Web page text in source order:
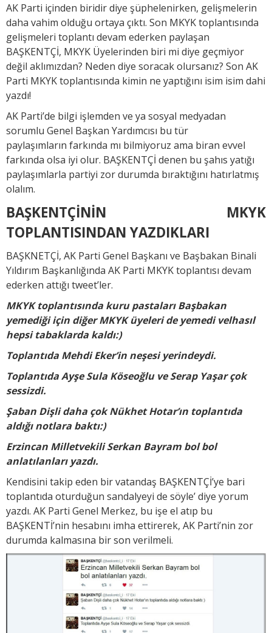
AK Parti içinden biridir diye şüphelenirken, gelişmelerin
daha vahim olduğu ortaya çıktı. Son MKYK toplantısında
gelişmeleri toplantı devam ederken paylaşan
BAŞKENTÇİ, MKYK Üyelerinden biri mi diye geçmiyor
değil aklımızdan? Neden diye soracak olursanız? Son AK
Parti MKYK toplantısında kimin ne yaptığını isim isim dahi
yazdı!
AK Parti’de bilgi işlemden ve ya sosyal medyadan
sorumlu Genel Başkan Yardımcısı bu tür
paylaşımların farkında mı bilmiyoruz ama biran evvel
farkında olsa iyi olur. BAŞKENTÇİ denen bu şahıs yatığı
paylaşımlarla partiyi zor durumda bıraktığını hatırlatmış
olalım.
BAŞKENTÇİNİN MKYK
TOPLANTISINDAN YAZDIKLARI
BAŞKNETÇİ, AK Parti Genel Başkanı ve Başbakan Binali
Yıldırım Başkanlığında AK Parti MKYK toplantısı devam
ederken attığı tweet’ler.
MKYK toplantısında kuru pastaları Başbakan
yemediği için diğer MKYK üyeleri de yemedi velhasıl
hepsi tabaklarda kaldı:)
Toplantıda Mehdi Eker’in neşesi yerindeydi.
Toplantıda Ayşe Sula Köseoğlu ve Serap Yaşar çok
sessizdi.
Şaban Dişli daha çok Nükhet Hotar’ın toplantıda
aldığı notlara baktı:)
Erzincan Milletvekili Serkan Bayram bol bol
anlatılanları yazdı.
Kendisini takip eden bir vatandaş BAŞKENTÇİ’ye bari
toplantıda oturduğun sandalyeyi de söyle’ diye yorum
yazdı. AK Parti Genel Merkez, bu işe el atıp bu
BAŞKENTİ’nin hesabını imha ettirerek, AK Parti’nin zor
durumda kalmasına bir son verilmeli.